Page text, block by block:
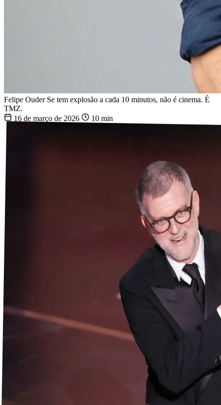
Felipe Ouder Se tem explosão a cada 10 minutos, não é cinema. É
TMZ.
16 de março de 2026
10 min